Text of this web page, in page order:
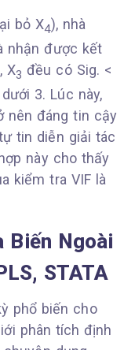
bỏ X4), nhà
nhận được kết
, X3 đều có Sig. <
3. Lúc này,
nên đáng tin cậy
tin diễn giải tác
này cho thấy
kiểm tra VIF là
Biến Ngoài
STATA
phổ biến cho
phân tích định